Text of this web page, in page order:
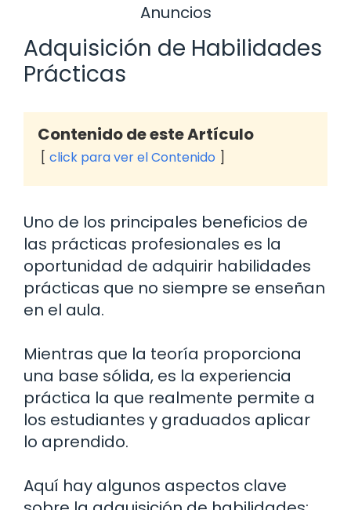
Anuncios
Adquisición de Habilidades
Prácticas
Contenido de este Artículo
click para ver el Contenido
Uno de los principales beneficios de
las prácticas profesionales es la
oportunidad de adquirir habilidades
prácticas que no siempre se enseñan
en el aula.
Mientras que la teoría proporciona
una base sólida, es la experiencia
práctica la que realmente permite a
los estudiantes y graduados aplicar
lo aprendido.
Aquí hay algunos aspectos clave